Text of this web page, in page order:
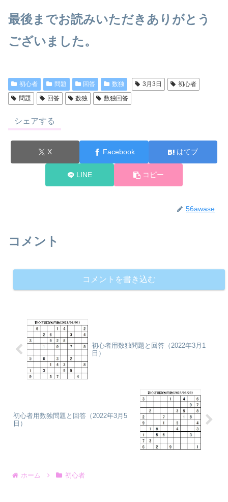
最後までお読みいただきありがとう
ございました。
初心者 問題 回答 数独 3月3日
初心者
問題
回答 数独 数独回答
シェアする
X Facebook はてブ
LINE コピー
56awase
コメント
コメントを書き込む
初心者用数独問題と回答（2022年3月1
日）
初心者用数独問題と回答（2022年3月5
日）
ホーム 初心者